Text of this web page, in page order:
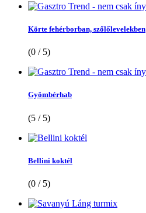
Körte fehérborban, szőlőlevelekben
(0 / 5)
Gyömbérhab
(5 / 5)
Bellini koktél
(0 / 5)